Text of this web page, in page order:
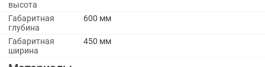
высота
Габаритная
глубина
600 мм
Габаритная
ширина
450 мм